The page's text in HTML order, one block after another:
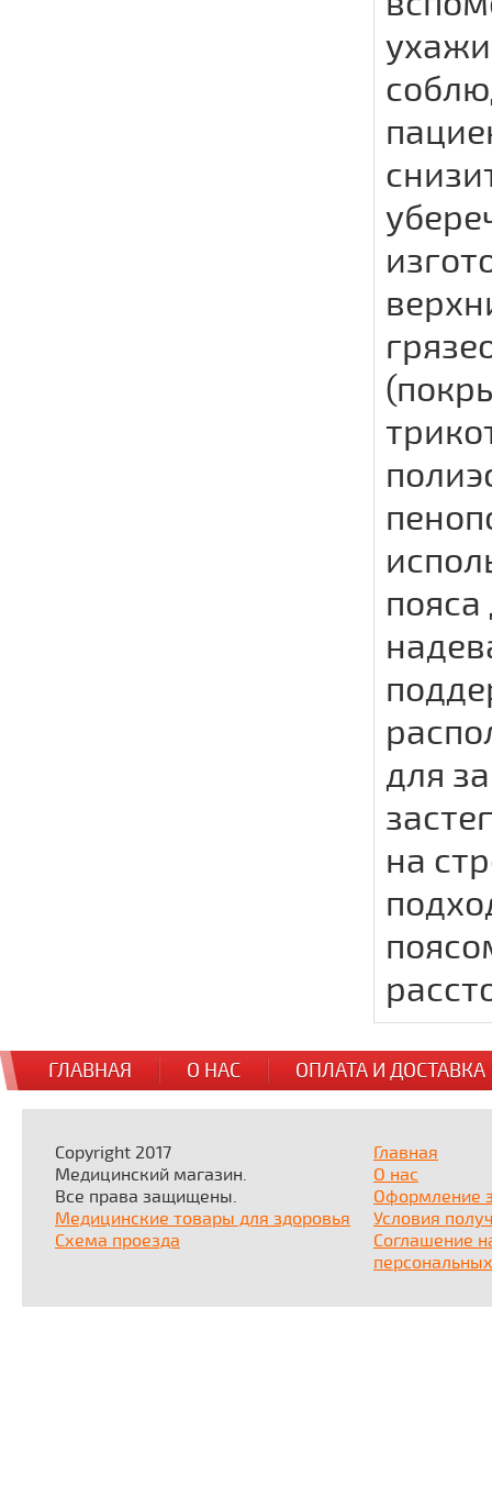
для
на
ГЛАВНАЯ О НАС ОПЛАТА И ДОСТАВКА
Copyright 2017
Медицинский магазин.
Все права защищены.
Медицинские товары для здоровья
Схема проезда
Главная
О нас
Оформление
Условия
Соглашение